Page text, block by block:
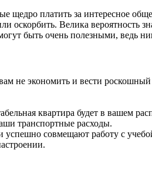
щедро платить за интересное
Велика вероятность
быть очень полезными, ведь
не экономить и вести
квартира будет в вашем
транспортные расходы.
совмещают работу с